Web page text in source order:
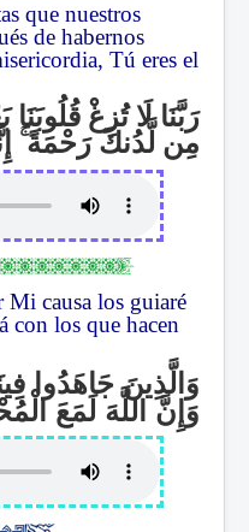
que nuestros
de habernos
Tú eres el
رَبَّنَا لَا تُزِغْ
مِن لَّدُنكَ رَحْمَةًۚ
Mi causa los guiaré
con los que hacen
وَالَّذِينَ جَاهَدُوا
وَإِنَّ اللَّهَ لَمَعَ